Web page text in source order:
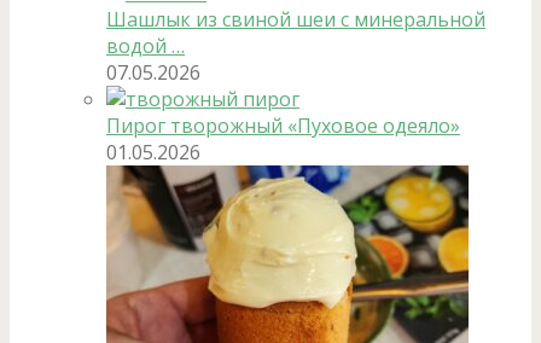
Шашлык из свиной шеи с минеральной
водой …
07.05.2026
Пирог творожный «Пуховое одеяло»
01.05.2026